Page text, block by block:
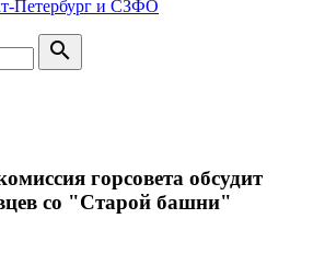
Петербург и СЗФО
search
горсовета обсудит
со "Старой башни"